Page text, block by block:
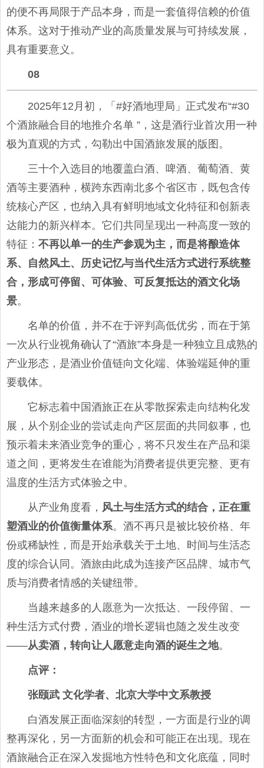
的便不再局限于产品本身，而是一套值得信赖的价值
体系。这对于推动产业的高质量发展与可持续发展，
具有重要意义。
08
2025年12月初，「#好酒地理局」正式发布“#30
个酒旅融合目的地推介名单 ”，这是酒行业首次用一种
极为直观的方式，勾勒出中国酒旅发展的版图。
三十个入选目的地覆盖白酒、啤酒、葡萄酒、黄
酒等主要酒种，横跨东西南北多个省区市，既包含传
统核心产区，也纳入具有鲜明地域文化特征和创新表
达能力的新兴样本。它们共同呈现出一种高度一致的
特征： 不再以单一的生产参观为主，而是将酿造体
系、自然风土、历史记忆与当代生活方式进行系统整
合，形成可停留、可体验、可反复抵达的酒文化场
景。
名单的价值，并不在于评判高低优劣，而在于第
一次从行业视角确认了“酒旅”本身是一种独立且成熟的
产业形态，是酒业价值链向文化端、体验端延伸的重
要载体。
它标志着中国酒旅正在从零散探索走向结构化发
展，从个别企业的尝试走向产区层面的共同叙事，也
预示着未来酒业竞争的重心，将不只发生在产品和渠
道之间，更将发生在谁能为消费者提供更完整、更有
温度的生活方式体验之中。
从产业角度看， 风土与生活方式的结合，正在重
塑酒业的价值衡量体系。酒不再只是被比较价格、年
份或稀缺性，而是开始承载关于土地、时间与生活态
度的综合认同。酒旅由此成为连接产区品牌、城市气
质与消费者情感的关键纽带。
当越来越多的人愿意为一次抵达、一段停留、一
种生活方式付费，酒业的增长逻辑也随之发生改变
——从卖酒，转向让人愿意走向酒的诞生之地。
点评：
张颐武 文化学者、北京大学中文系教授
白酒发展正面临深刻的转型，一方面是行业的调
整再深化，另一方面新的机会和可能正在出现。现在
酒旅融合正在深入发掘地方性特色和文化底蕴，同时